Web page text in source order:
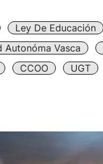
Ley De Educación
Autonóma Vasca
CCOO UGT